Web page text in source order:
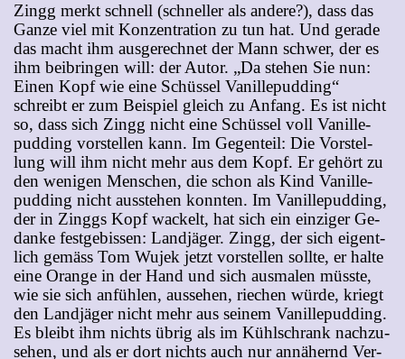
Zingg merkt schnell (schnel­ler als an­de­re?), dass das
Gan­ze viel mit Kon­zen­tra­ti­on zu tun hat. Und ge­ra­de
das macht ihm aus­ge­rech­net der Mann schwer, der es
ihm bei­brin­gen will: der Au­tor. „Da ste­hen Sie nun:
Ei­nen Kopf wie ei­ne Schüs­sel Va­nil­le­pud­ding“
schreibt er zum Bei­spiel gleich zu An­fang. Es ist nicht
so, dass sich Zingg nicht ei­ne Schüs­sel voll Va­nil­le­
pud­ding vor­stel­len kann. Im Ge­gen­teil: Die Vor­stel­
lung will ihm nicht mehr aus dem Kopf. Er ge­hört zu
den we­ni­gen Men­schen, die schon als Kind Va­nil­le­
pud­ding nicht aus­ste­hen konn­ten. Im Va­nil­le­pud­ding,
der in Zinggs Kopf wa­ckelt, hat sich ein ein­zi­ger Ge­
dan­ke fest­ge­bis­sen: Land­jä­ger. Zingg, der sich ei­gent­
lich ge­mäss Tom Wu­jek jetzt vor­stel­len soll­te, er hal­te
ei­ne Oran­ge in der Hand und sich aus­ma­len müss­te,
wie sie sich an­füh­len, aus­se­hen, rie­chen wür­de, kriegt
den Land­jä­ger nicht mehr aus sei­nem Va­nil­le­pud­ding.
Es bleibt ihm nichts üb­rig als im Kühl­schrank nach­zu­
se­hen, und als er dort nichts auch nur an­nä­hernd Ver­